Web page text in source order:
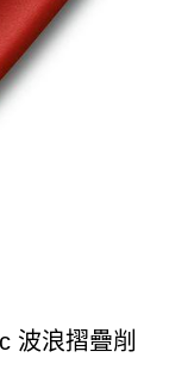
波浪摺疊削